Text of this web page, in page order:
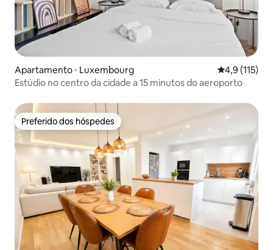
Apartamento ⋅ Luxembourg 4,9 de uma
4,9 (115)
Estúdio no centro da cidade a 15 minutos do aeroporto
Preferido dos hóspedes
Preferido dos hóspedes